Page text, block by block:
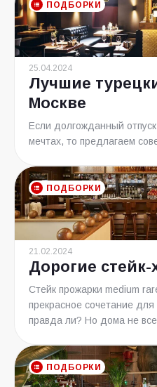
ПОДБОРКИ
25.04.2024
Лучшие
Москве
Если долгожданный
мечтах, то предлагаем
ПОДБОРКИ
21.02.2024
Дорогие
Стейк прожарки medium
прекрасное сочетание
правда ли? Но дома не
ПОДБОРКИ